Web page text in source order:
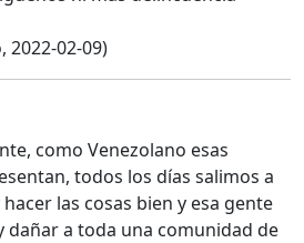
2022-02-09)
como Venezolano esas
todos los días salimos a
las cosas bien y esa gente
dañar a toda una comunidad de